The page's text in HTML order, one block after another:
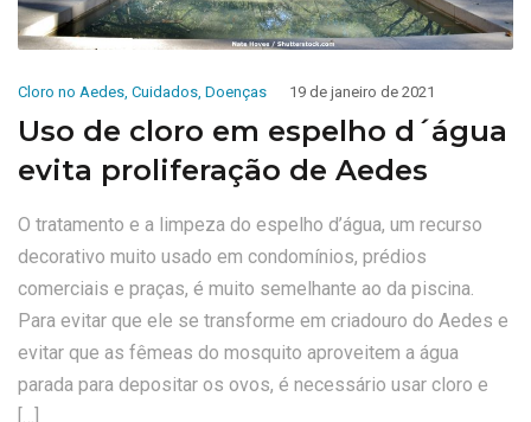
Cloro no Aedes Cuidados Doenças 19 de janeiro de 2021
Uso de cloro em espelho d´água
evita proliferação de Aedes
O tratamento e a limpeza do espelho d’água, um recurso
decorativo muito usado em condomínios, prédios
comerciais e praças, é muito semelhante ao da piscina.
Para evitar que ele se transforme em criadouro do Aedes e
evitar que as fêmeas do mosquito aproveitem a água
parada para depositar os ovos, é necessário usar cloro e